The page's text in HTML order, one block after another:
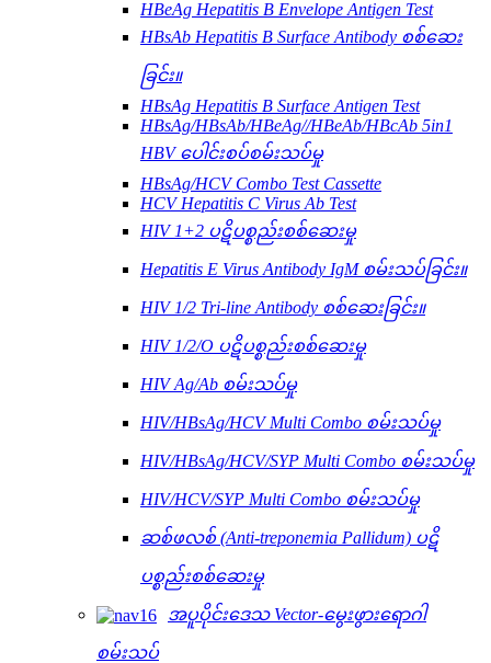
HBeAg Hepatitis B Envelope Antigen Test
HBsAb Hepatitis B Surface Antibody စစ်ဆေး
ခြင်း။
HBsAg Hepatitis B Surface Antigen Test
HBsAg/HBsAb/HBeAg//HBeAb/HBcAb 5in1
HBV ပေါင်းစပ်စမ်းသပ်မှု
HBsAg/HCV Combo Test Cassette
HCV Hepatitis C Virus Ab Test
HIV 1+2 ပဋိပစ္စည်းစစ်ဆေးမှု
Hepatitis E Virus Antibody IgM စမ်းသပ်ခြင်း။
HIV 1/2 Tri-line Antibody စစ်ဆေးခြင်း။
HIV 1/2/O ပဋိပစ္စည်းစစ်ဆေးမှု
HIV Ag/Ab စမ်းသပ်မှု
HIV/HBsAg/HCV Multi Combo စမ်းသပ်မှု
HIV/HBsAg/HCV/SYP Multi Combo စမ်းသပ်မှု
HIV/HCV/SYP Multi Combo စမ်းသပ်မှု
ဆစ်ဖလစ် (Anti-treponemia Pallidum) ပဋိ
ပစ္စည်းစစ်ဆေးမှု
အပူပိုင်းဒေသ Vector-မွေးဖွားရောဂါ
စမ်းသပ်